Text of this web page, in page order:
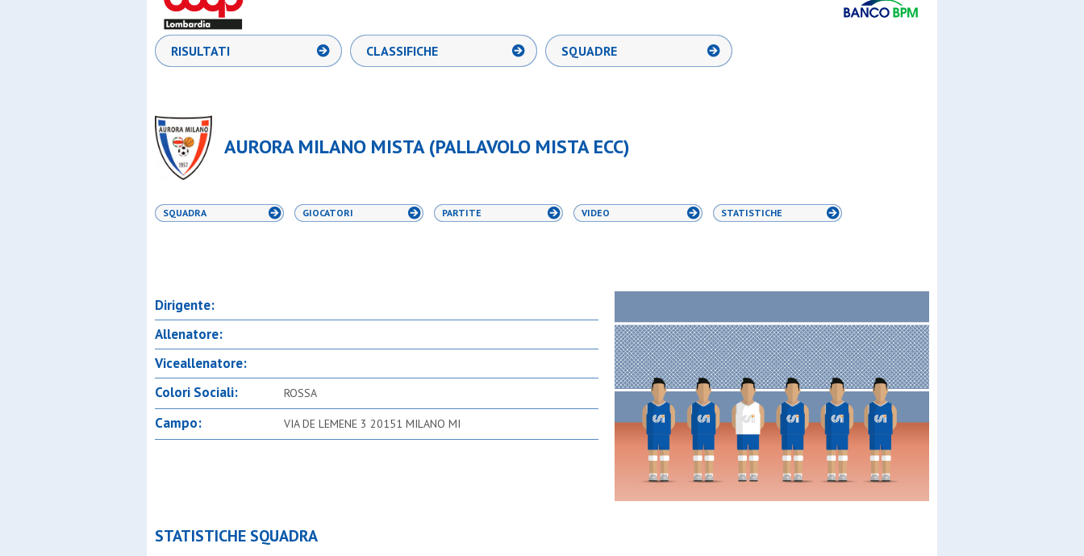
RISULTATI CLASSIFICHE SQUADRE
AURORA MILANO MISTA (PALLAVOLO MISTA ECC)
SQUADRA GIOCATORI PARTITE VIDEO STATISTICHE
Dirigente:
Allenatore:
Viceallenatore:
Colori Sociali:
ROSSA
Campo: VIA DE LEMENE 3 20151 MILANO MI
STATISTICHE SQUADRA